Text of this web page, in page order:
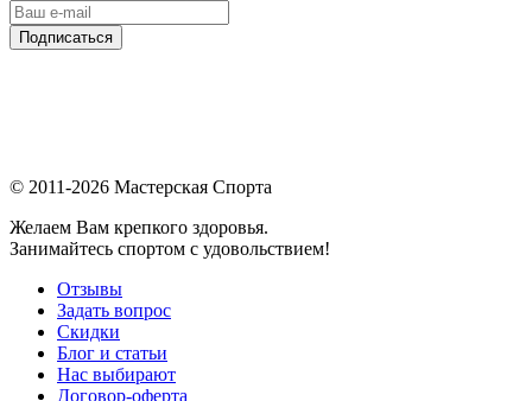
Подписаться
© 2011-2026 Мастерская Спорта
Желаем Вам крепкого здоровья.
Занимайтесь спортом с удовольствием!
Отзывы
Задать вопрос
Скидки
Блог и статьи
Нас выбирают
Договор-оферта